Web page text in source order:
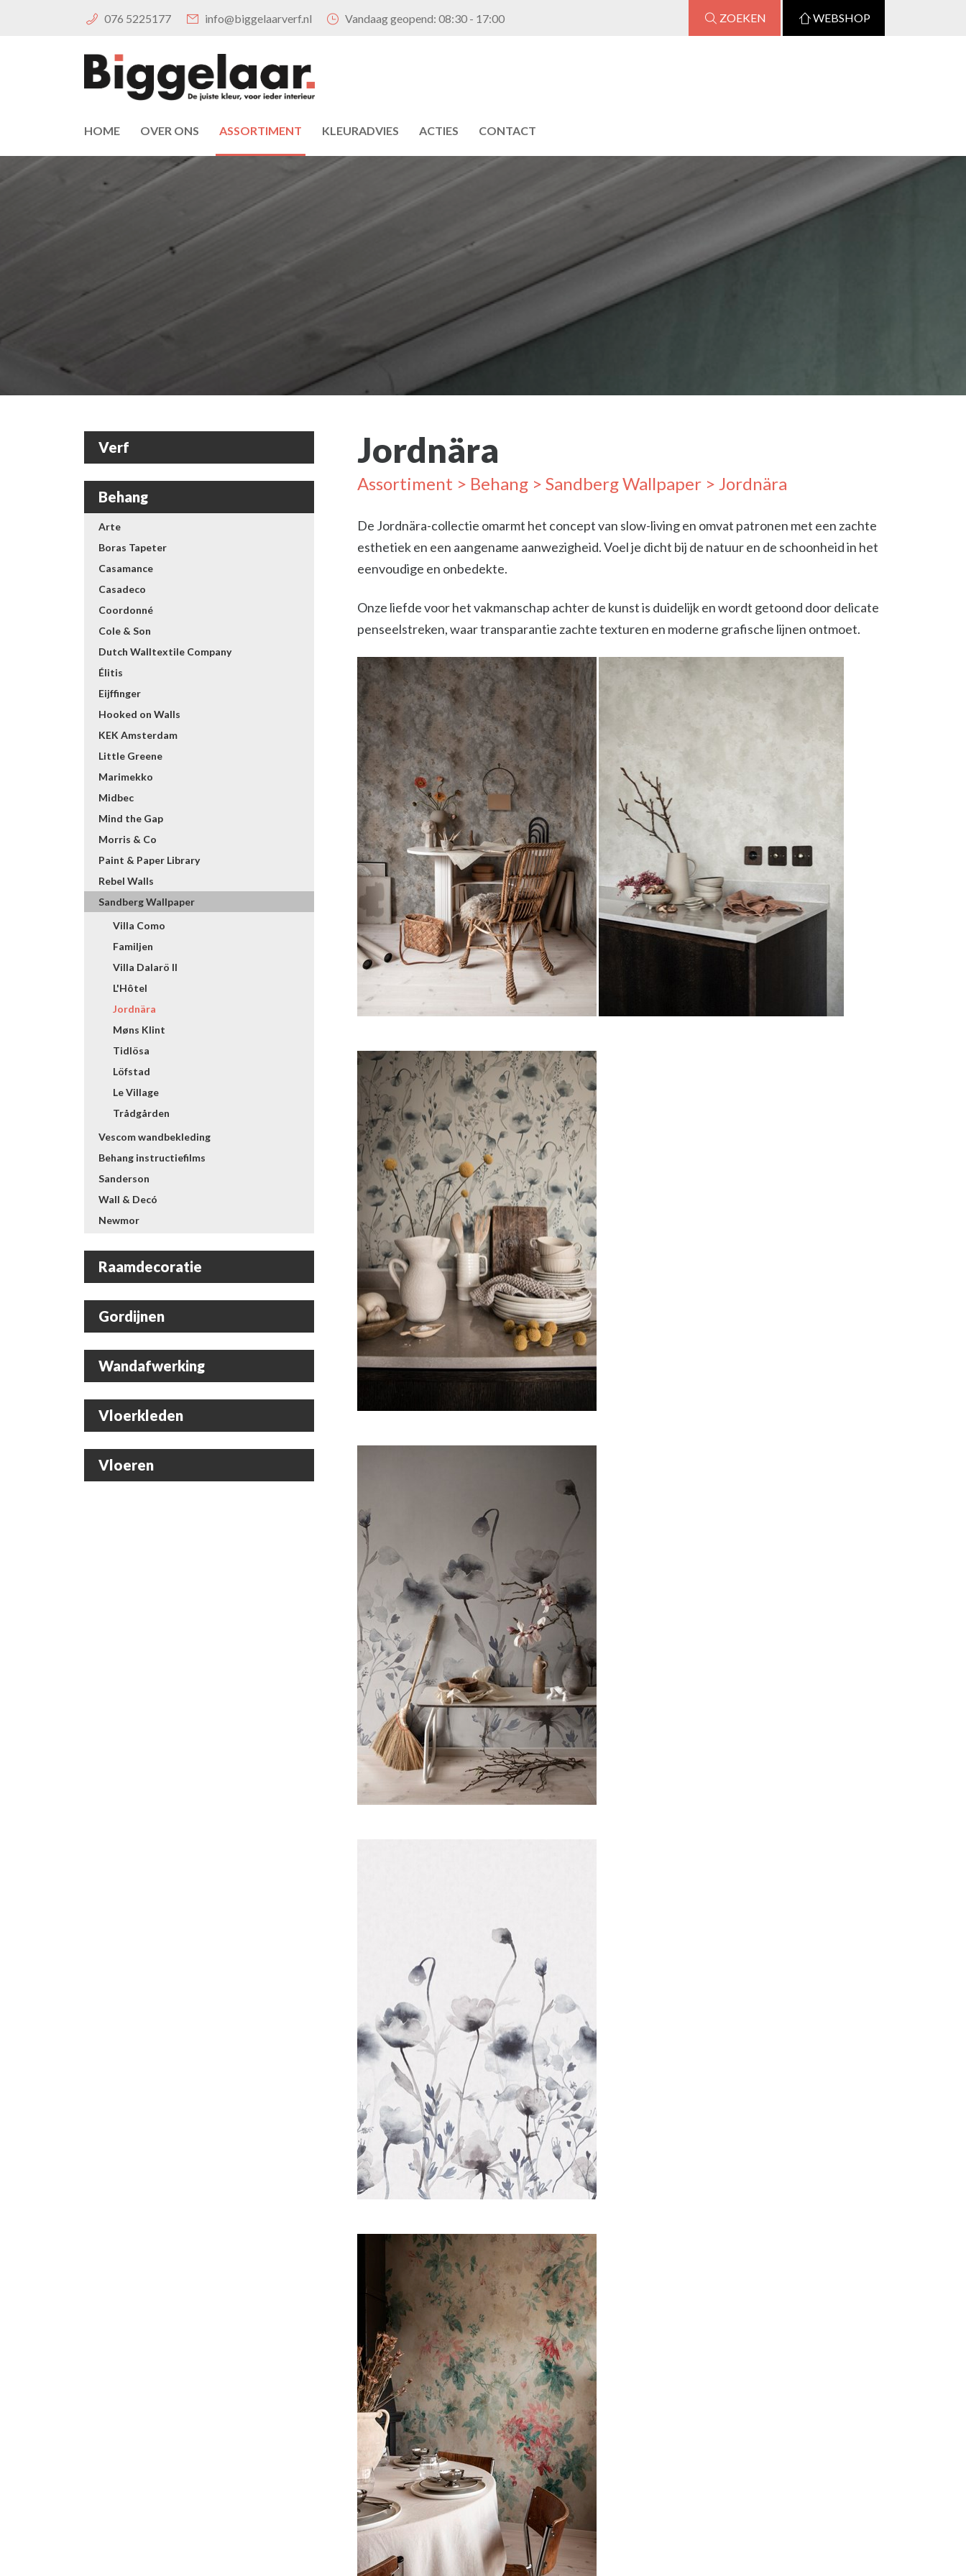
076 5225177 info@biggelaarverf.nl Vandaag geopend:08:30 - 17:00 ZOEKEN WEBSHOP
HOME OVER ONS ASSORTIMENT KLEURADVIES ACTIES CONTACT
Verf
Behang
Arte
Boras Tapeter
Casamance
Casadeco
Coordonné
Cole & Son
Dutch Walltextile Company
Élitis
Eijffinger
Hooked on Walls
KEK Amsterdam
Little Greene
Marimekko
Midbec
Mind the Gap
Morris & Co
Paint & Paper Library
Rebel Walls
Sandberg Wallpaper
Villa Como
Familjen
Villa Dalarö II
L'Hôtel
Jordnära
Møns Klint
Tidlösa
Löfstad
Le Village
Trådgården
Vescom wandbekleding
Behang instructiefilms
Sanderson
Wall & Decó
Newmor
Raamdecoratie
Gordijnen
Wandafwerking
Vloerkleden
Vloeren
Jordnära
Assortiment > Behang > Sandberg Wallpaper > Jordnära
De Jordnära-collectie omarmt het concept van slow-living en omvat patronen met een zachte
esthetiek en een aangename aanwezigheid. Voel je dicht bij de natuur en de schoonheid in het
eenvoudige en onbedekte.
Onze liefde voor het vakmanschap achter de kunst is duidelijk en wordt getoond door delicate
penseelstreken, waar transparantie zachte texturen en moderne grafische lijnen ontmoet.